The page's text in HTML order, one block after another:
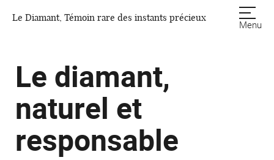
Le Diamant, Témoin rare des instants précieux
Menu
Le diamant,
naturel et
responsable